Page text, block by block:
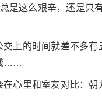
是这么艰辛，还是只
上的时间就差不多
……
心里和室友对比：